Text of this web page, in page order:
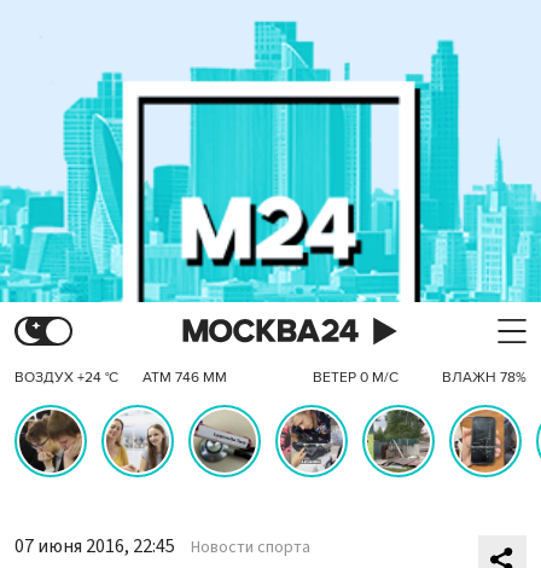
ВОЗДУХ +24 °C АТМ 746 ММ ВЕТЕР 0 М/С ВЛАЖН 78%
07 июня 2016, 22:45 Новости спорта